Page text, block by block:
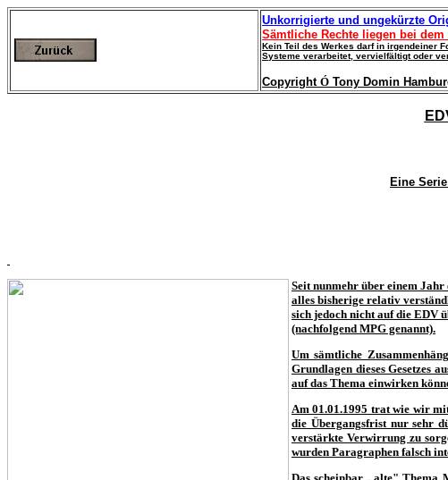
Unkorrigierte und ungekürzte
Sämtliche Rechte liegen bei
Kein Teil des Werkes darf in irgendeiner
Systeme verarbeitet, vervielfältigt oder
Copyright Ó Tony Domin
Eine
Seit nunmehr über einem Jahr
alles bisherige relativ
sich jedoch nicht auf die EDV
(nachfolgend MPG genannt).
Um sämtliche
Grundlagen dieses Gesetzes
auf das Thema einwirken
Am 01.01.1995 trat wie wir
die Übergangsfrist nur sehr
verstärkte Verwirrung zu
wurden Paragraphen falsch